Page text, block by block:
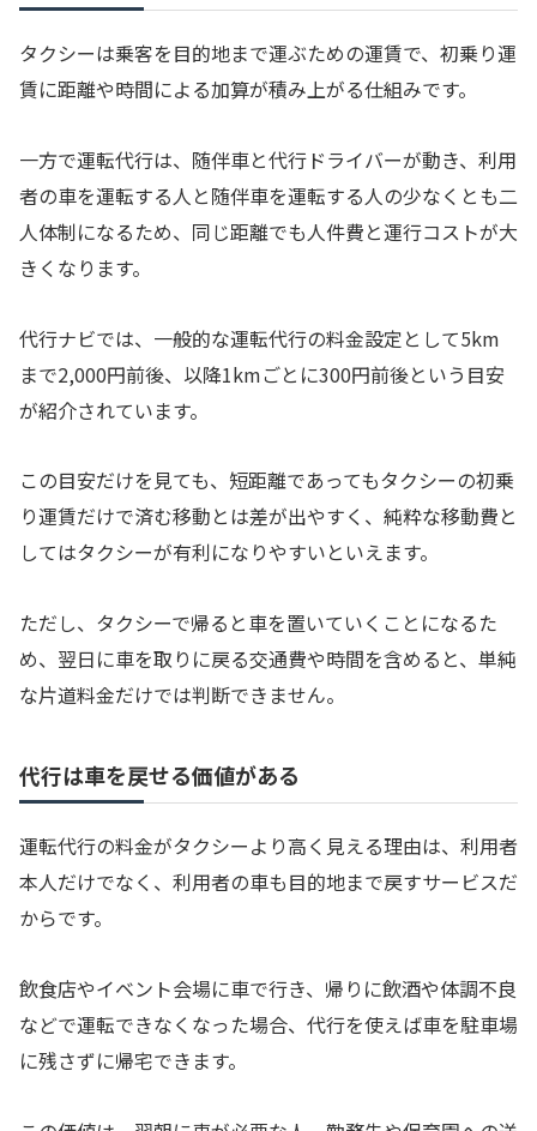
タクシーは乗客を目的地まで運ぶための運賃で、初乗り運
賃に距離や時間による加算が積み上がる仕組みです。
一方で運転代行は、随伴車と代行ドライバーが動き、利用
者の車を運転する人と随伴車を運転する人の少なくとも二
人体制になるため、同じ距離でも人件費と運行コストが大
きくなります。
代行ナビでは、一般的な運転代行の料金設定として5km
まで2,000円前後、以降1kmごとに300円前後という目安
が紹介されています。
この目安だけを見ても、短距離であってもタクシーの初乗
り運賃だけで済む移動とは差が出やすく、純粋な移動費と
してはタクシーが有利になりやすいといえます。
ただし、タクシーで帰ると車を置いていくことになるた
め、翌日に車を取りに戻る交通費や時間を含めると、単純
な片道料金だけでは判断できません。
代行は車を戻せる価値がある
運転代行の料金がタクシーより高く見える理由は、利用者
本人だけでなく、利用者の車も目的地まで戻すサービスだ
からです。
飲食店やイベント会場に車で行き、帰りに飲酒や体調不良
などで運転できなくなった場合、代行を使えば車を駐車場
に残さずに帰宅できます。